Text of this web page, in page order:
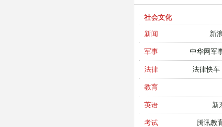
社会文化
新闻
新
军事 中华网军
法律 法律快车
教育
英语 新
考试 腾讯教